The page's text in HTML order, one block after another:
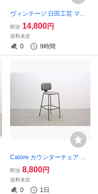
ヴィンテージ 日田工芸 マキ
シム チーク無垢材 ダイニン
グチェア 本革/北欧青林ウェ
グナーカリモク飛騨旭川/RC
T10099
即決 14,800円
送料未定
0 9時間
Calore カウンターチェア ス
チール脚 ハイチェア バーチ
ェア オーク材 インダストリ
アル/NJS25137
即決 8,800円
送料未定
0 1日